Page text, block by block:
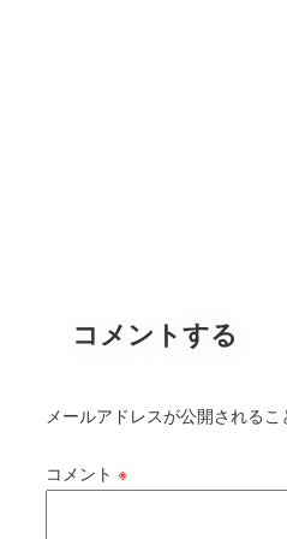
コメントする
メールアドレスが公開されるこ
コメント ※